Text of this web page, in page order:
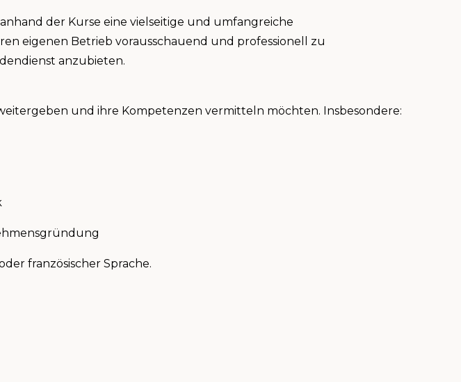
der Kurse eine vielseitige und umfangreiche
eigenen Betrieb vorausschauend und professionell zu
anzubieten.
und ihre Kompetenzen vermitteln möchten. Insbesondere:
französischer Sprache.